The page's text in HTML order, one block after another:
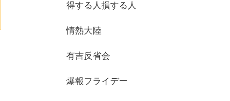
得する人損する人
情熱大陸
有吉反省会
爆報フライデー